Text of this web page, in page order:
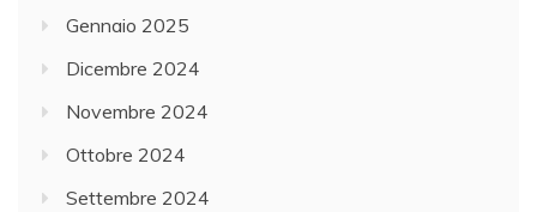
Gennaio 2025
Dicembre 2024
Novembre 2024
Ottobre 2024
Settembre 2024